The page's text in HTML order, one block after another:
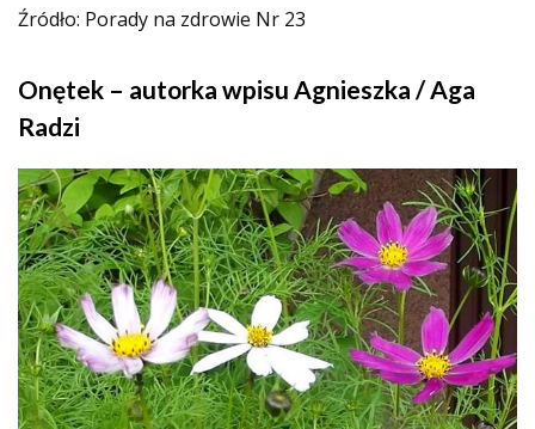
Źródło: Porady na zdrowie Nr 23
Onętek – autorka wpisu Agnieszka /Aga
Radzi